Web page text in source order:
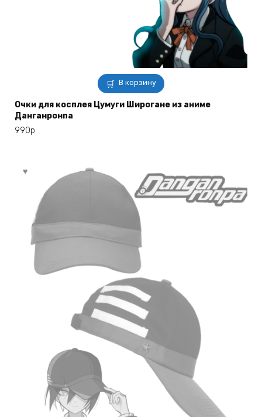
В корзину
Очки для косплея Цумуги Широгане из аниме
Данганронпа
990р.